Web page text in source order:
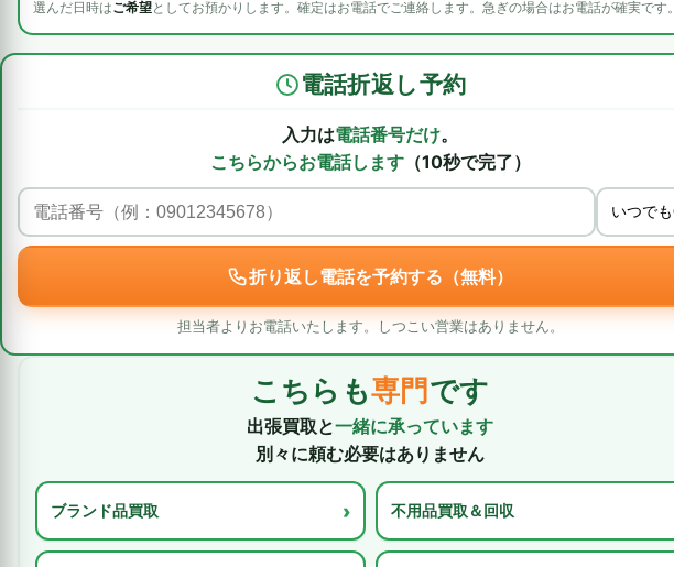
選んだ日時はご希望としてお預かりします。確定はお電話でご連絡します。急ぎの場合はお電話が確実です。
電話折返し予約
入力は電話番号だけ。
こちらからお電話します（10秒で完了）
折り返し電話を予約する（無料）
担当者よりお電話いたします。しつこい営業はありません。
こちらも専門です
出張買取と一緒に承っています
別々に頼む必要はありません
ブランド品買取 › 不用品買取＆回収